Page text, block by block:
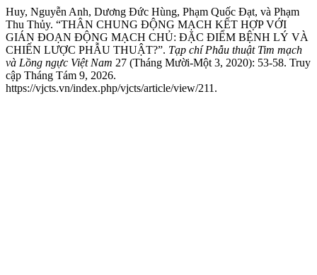
Huy, Nguyễn Anh, Dương Đức Hùng, Phạm Quốc Đạt, và Phạm
Thu Thủy. “THÂN CHUNG ĐỘNG MẠCH KẾT HỢP VỚI
GIÁN ĐOẠN ĐỘNG MẠCH CHỦ: ĐẶC ĐIỂM BỆNH LÝ VÀ
CHIẾN LƯỢC PHẪU THUẬT?”. Tạp chí Phẫu thuật Tim mạch
và Lồng ngực Việt Nam 27 (Tháng Mười-Một 3, 2020): 53-58. Truy
cập Tháng Tám 9, 2026.
https://vjcts.vn/index.php/vjcts/article/view/211.